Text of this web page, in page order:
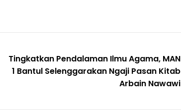
Tingkatkan Pendalaman Ilmu Agama, MAN
1 Bantul Selenggarakan Ngaji Pasan Kitab
Arbain Nawawi